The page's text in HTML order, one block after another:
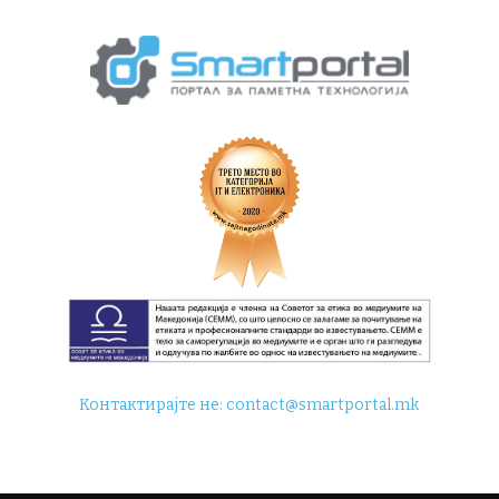
Контактирајте не:contact@smartportal.mk